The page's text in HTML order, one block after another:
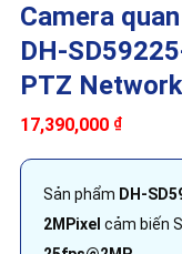
Camera
DH-
PTZ
17,390,000 ₫
Sản phẩm DH-
2MPixel cảm biến